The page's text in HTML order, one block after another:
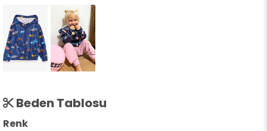
Beden Tablosu
Renk